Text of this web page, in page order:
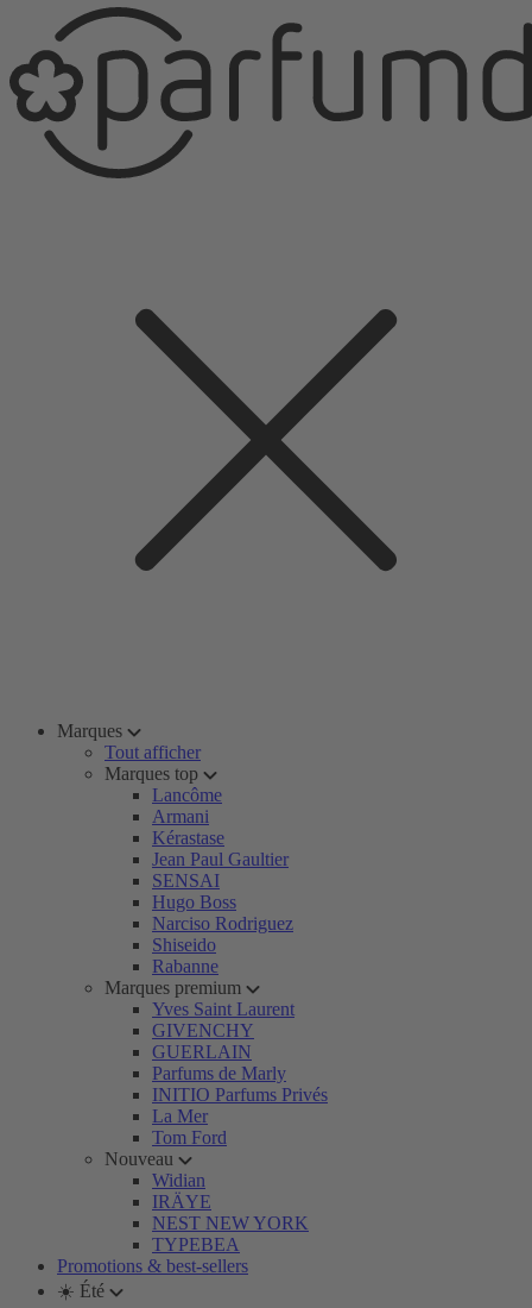
Marques
Tout afficher
Marques top
Lancôme
Armani
Kérastase
Jean Paul Gaultier
SENSAI
Hugo Boss
Narciso Rodriguez
Shiseido
Rabanne
Marques premium
Yves Saint Laurent
GIVENCHY
GUERLAIN
Parfums de Marly
INITIO Parfums Privés
La Mer
Tom Ford
Nouveau
Widian
IRÄYE
NEST NEW YORK
TYPEBEA
Promotions & best-sellers
☀️ Été